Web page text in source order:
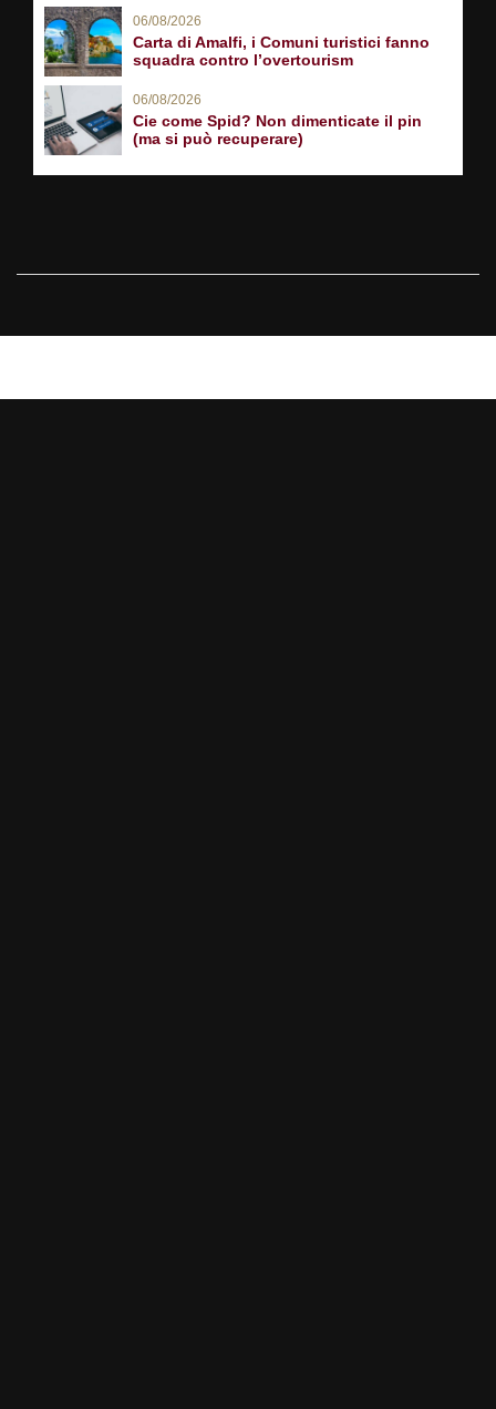
06/08/2026
Carta di Amalfi, i Comuni turistici fanno
squadra contro l’overtourism
06/08/2026
Cie come Spid? Non dimenticate il pin
(ma si può recuperare)